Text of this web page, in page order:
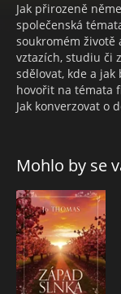
Jak přirozeně
společenská
soukromém životě
vztazích, studiu či
sdělovat, kde a jak
hovořit na témata
Jak konverzovat o
automobilech?
radost či prosbu?
české kuchyně a
vzorových frází a
tématům, kulturní
vyhledávaným
obchodníkům,
potřebují či chtějí
jazyce.
Mohlo by se